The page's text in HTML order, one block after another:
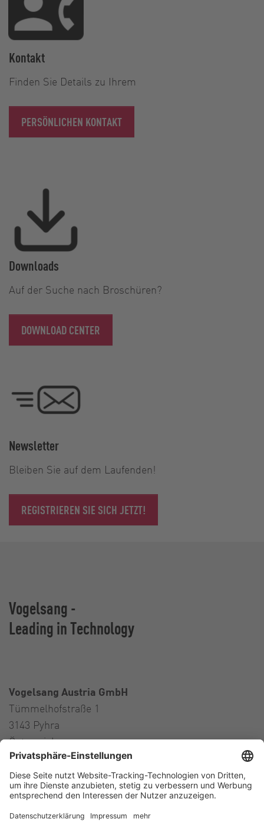
Kontakt
Finden Sie Details zu Ihrem
PERSÖNLICHEN KONTAKT
Downloads
Auf der Suche nach Broschüren?
DOWNLOAD CENTER
Newsletter
Bleiben Sie auf dem Laufenden!
REGISTRIEREN SIE SICH JETZT!
Vogelsang -
Leading in Technology
Vogelsang Austria GmbH
Tümmelhofstraße 1
3143 Pyhra
Österreich
Contact
Tel.:+43 664 16 56 724